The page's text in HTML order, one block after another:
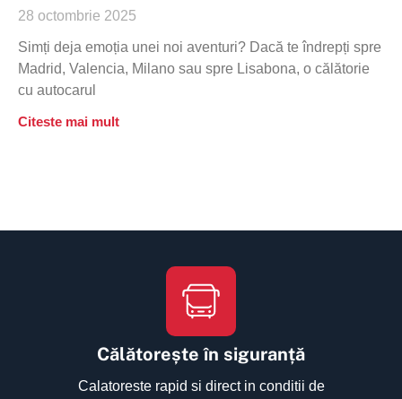
28 octombrie 2025
Simți deja emoția unei noi aventuri? Dacă te îndrepți spre
Madrid, Valencia, Milano sau spre Lisabona, o călătorie
cu autocarul
Citeste mai mult
Călătorește în siguranță
Calatoreste rapid si direct in conditii de